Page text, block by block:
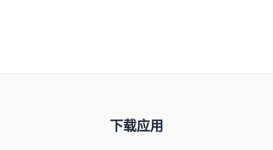
下载应用